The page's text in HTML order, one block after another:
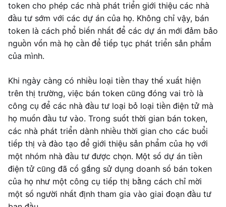
token cho phép các nhà phát triển giới thiệu các nhà
đầu tư sớm với các dự án của họ. Không chỉ vậy, bán
token là cách phổ biến nhất để các dự án mới đảm bảo
nguồn vốn mà họ cần để tiếp tục phát triển sản phẩm
của mình.
Khi ngày càng có nhiều loại tiền thay thế xuất hiện
trên thị trường, việc bán token cũng đóng vai trò là
công cụ để các nhà đầu tư loại bỏ loại tiền điện tử mà
họ muốn đầu tư vào. Trong suốt thời gian bán token,
các nhà phát triển dành nhiều thời gian cho các buổi
tiếp thị và đào tạo để giới thiệu sản phẩm của họ với
một nhóm nhà đầu tư được chọn. Một số dự án tiền
điện tử cũng đã cố gắng sử dụng doanh số bán token
của họ như một công cụ tiếp thị bằng cách chỉ mời
một số người nhất định tham gia vào giai đoạn đầu tư